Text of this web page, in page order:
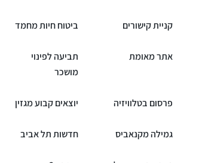
קניית קישורים ביטוח חיות מחמד
אתר מאומת
תביעה לפינוי
מושכר
פרסום בטלוויזיה יוצאים קבוע מגזין
גמילה מקנאביס חדשות תל אביב